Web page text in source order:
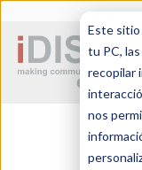
Este sitio
tu PC,
recopilar
nos